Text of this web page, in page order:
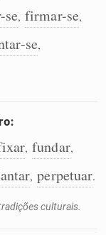
se, firmar-se,
se,
, fundar,
, perpetuar.
culturais.